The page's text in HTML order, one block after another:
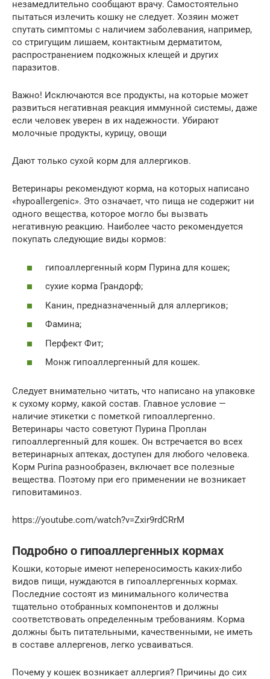
незамедлительно сообщают врачу. Самостоятельно
пытаться излечить кошку не следует. Хозяин может
спутать симптомы с наличием заболевания, например,
со стригущим лишаем, контактным дерматитом,
распространением подкожных клещей и других
паразитов.
Важно! Исключаются все продукты, на которые может
развиться негативная реакция иммунной системы, даже
если человек уверен в их надежности. Убирают
молочные продукты, курицу, овощи
Дают только сухой корм для аллергиков.
Ветеринары рекомендуют корма, на которых написано
«hypoallergenic». Это означает, что пища не содержит ни
одного вещества, которое могло бы вызвать
негативную реакцию. Наиболее часто рекомендуется
покупать следующие виды кормов:
гипоаллергенный корм Пурина для кошек;
сухие корма Грандорф;
Канин, предназначенный для аллергиков;
Фамина;
Перфект Фит;
Монж гипоаллергенный для кошек.
Следует внимательно читать, что написано на упаковке
к сухому корму, какой состав. Главное условие —
наличие этикетки с пометкой гипоаллергенно.
Ветеринары часто советуют Пурина Проплан
гипоаллергенный для кошек. Он встречается во всех
ветеринарных аптеках, доступен для любого человека.
Корм Purina разнообразен, включает все полезные
вещества. Поэтому при его применении не возникает
гиповитаминоз.
https://youtube.com/watch?v=Zxir9rdCRrM
Подробно о гипоаллергенных кормах
Кошки, которые имеют непереносимость каких-либо
видов пищи, нуждаются в гипоаллергенных кормах.
Последние состоят из минимального количества
тщательно отобранных компонентов и должны
соответствовать определенным требованиям. Корма
должны быть питательными, качественными, не иметь
в составе аллергенов, легко усваиваться.
Почему у кошек возникает аллергия? Причины до сих